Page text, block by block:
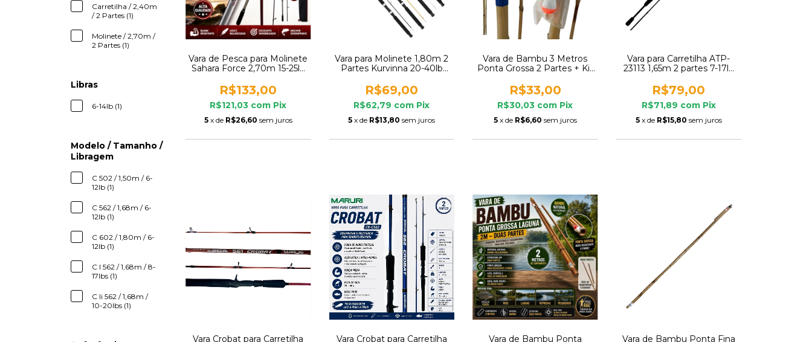
Carretilha / 2,40m
/ 2 Partes (1)
Molinete / 2,70m /
2 Partes (1)
Libras
6-14lb (1)
Modelo / Tamanho /
Libragem
C 502 / 1,50m / 6-
12lb (1)
C 562 / 1,68m / 6-
12lb (1)
C 602 / 1,80m / 6-
12lb (1)
C I 562 / 1,68m / 8-
17lbs (1)
C Ii 562 / 1,68m /
10-20lbs (1)
Vara de Pesca para Molinete
Sahara Force 2,70m 15-25lb
R$133,00
R$121,03 com Pix
5 x de R$26,60 sem juros
Vara para Molinete 1,80m 2
Partes Kurvinna 20-40lb
R$69,00
R$62,79 com Pix
5 x de R$13,80 sem juros
Vara de Bambu 3 Metros
Ponta Grossa 2 Partes + Kit
R$33,00
R$30,03 com Pix
5 x de R$6,60 sem juros
Vara para Carretilha ATP-
23113 1,65m 2 partes 7-17lb
R$79,00
R$71,89 com Pix
5 x de R$15,80 sem juros
Vara Crobat para Carretilha
Vara Crobat para Carretilha
Vara de Bambu Ponta
Vara de Bambu Ponta Fina